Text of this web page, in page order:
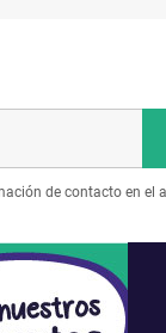
de contacto en el